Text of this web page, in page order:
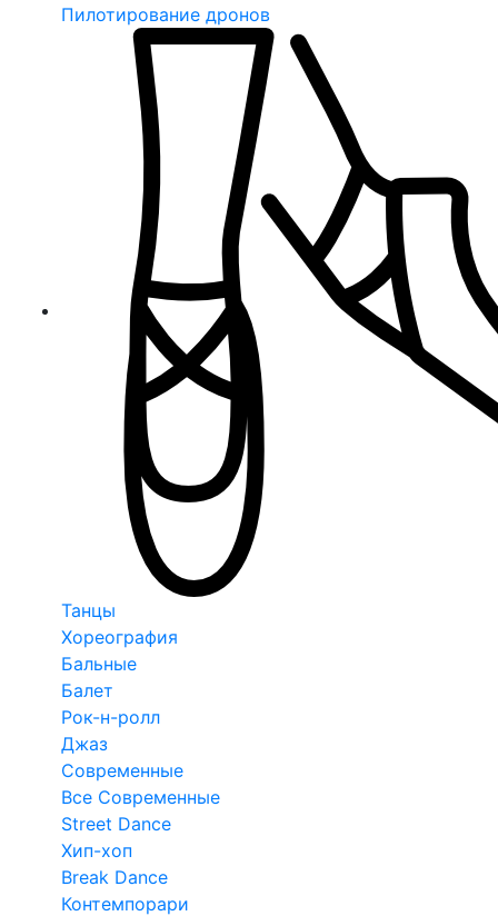
Пилотирование дронов
Танцы
Хореография
Бальные
Балет
Рок-н-ролл
Джаз
Современные
Все Современные
Street Dance
Хип-хоп
Break Dance
Контемпорари